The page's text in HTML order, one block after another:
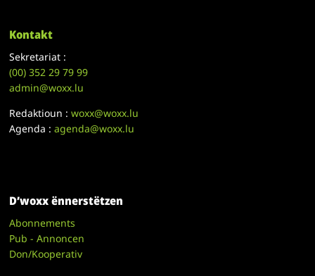
Kontakt
Sekretariat :
(00)352 29 79 99
admin@woxx.lu
Redaktioun :woxx@woxx.lu
Agenda :agenda@woxx.lu
D’woxx ënnerstëtzen
Abonnements
Pub - Annoncen
Don/Kooperativ